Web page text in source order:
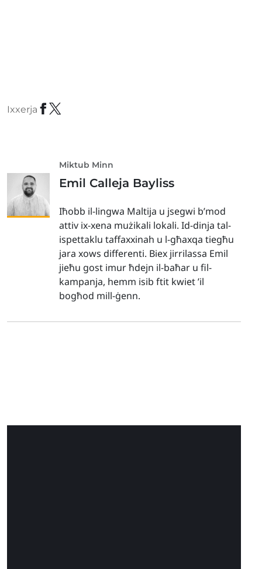
Ixxerja
Miktub Minn
Emil Calleja Bayliss
Iħobb il-lingwa Maltija u jsegwi b’mod
attiv ix-xena mużikali lokali. Id-dinja tal-
ispettaklu taffaxxinah u l-għaxqa tiegħu
jara xows differenti. Biex jirrilassa Emil
jieħu gost imur ħdejn il-baħar u fil-
kampanja, hemm isib ftit kwiet ’il
bogħod mill-ġenn.